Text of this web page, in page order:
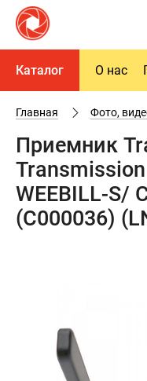
Каталог О нас
Главная Фото,
Приемник
WEEBILL-S/
(C000036)